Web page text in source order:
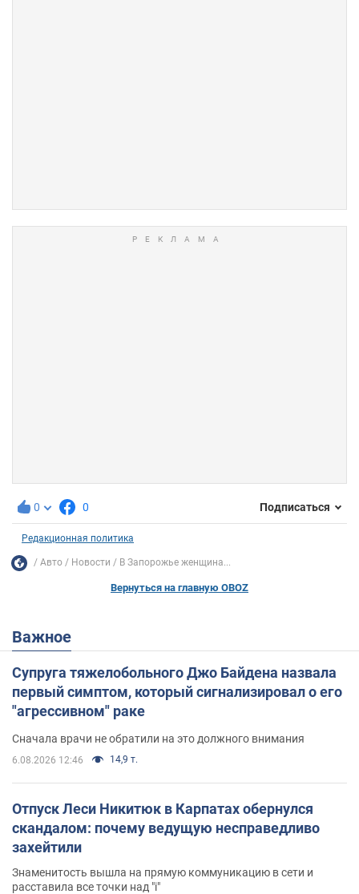
0 0 Подписаться
Редакционная политика
Авто Новости В Запорожье женщина...
Вернуться на главную OBOZ
Важное
Супруга тяжелобольного Джо Байдена назвала
первый симптом, который сигнализировал о его
"агрессивном" раке
Сначала врачи не обратили на это должного внимания
6.08.2026 12:46 14,9 т.
Отпуск Леси Никитюк в Карпатах обернулся
скандалом: почему ведущую несправедливо
захейтили
Знаменитость вышла на прямую коммуникацию в сети и
расставила все точки над "i"